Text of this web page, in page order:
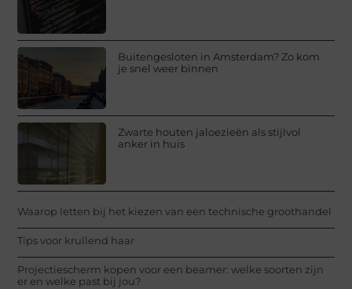
Buitengesloten in Amsterdam? Zo kom
je snel weer binnen
Zwarte houten jaloezieën als stijlvol
anker in huis
Waarop letten bij het kiezen van een technische groothandel
Tips voor krullend haar
Projectiescherm kopen voor een beamer: welke soorten zijn
er en welke past bij jou?